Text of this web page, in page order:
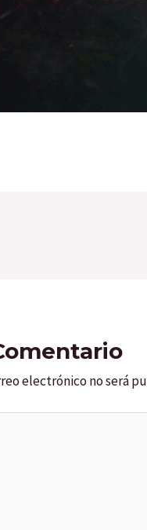
electrónico no será